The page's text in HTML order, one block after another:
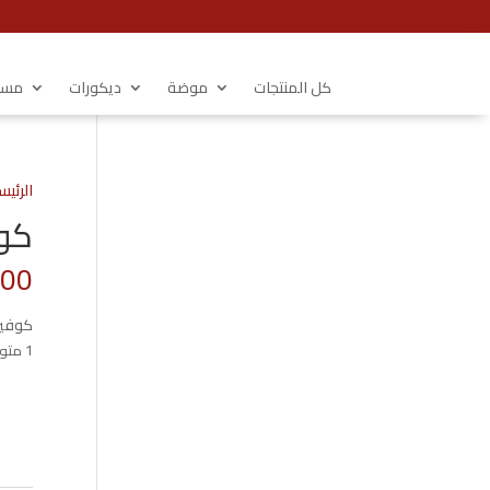
كل المنتجات موضة ديكورات
1 متوفر في المخزون